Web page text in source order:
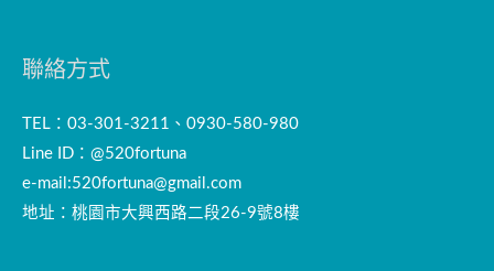
聯絡方式
TEL：03-301-3211、0930-580-980
Line ID：@520fortuna
e-mail:520fortuna@gmail.com
地址：桃園市大興西路二段26-9號8樓